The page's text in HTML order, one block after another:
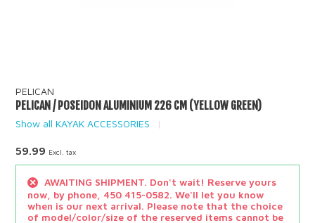
PELICAN
PELICAN / POSEIDON ALUMINIUM 226 CM (YELLOW GREEN)
Show all KAYAK ACCESSORIES
59.99 Excl. tax
AWAITING SHIPMENT. Don't wait! Reserve yours
now, by phone, 450 415-0582. We'll let you know
when is our next arrival. Please note that the choice
of model/color/size of the reserved items cannot be